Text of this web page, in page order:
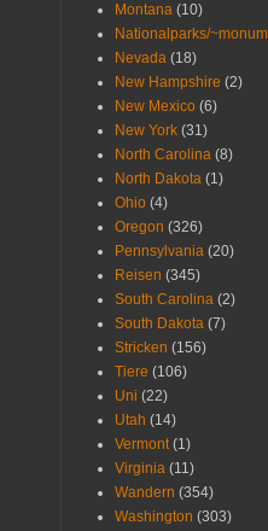
Montana (10)
Nationalparks/
Nevada (18)
New Hampshire (2)
New Mexico (6)
New York (31)
North Carolina (8)
North Dakota (1)
Ohio (4)
Oregon (326)
Pennsylvania (20)
Reisen (345)
South Carolina (2)
South Dakota (7)
Stricken (156)
Tiere (106)
Uni (22)
Utah (14)
Vermont (1)
Virginia (11)
Wandern (354)
Washington (303)